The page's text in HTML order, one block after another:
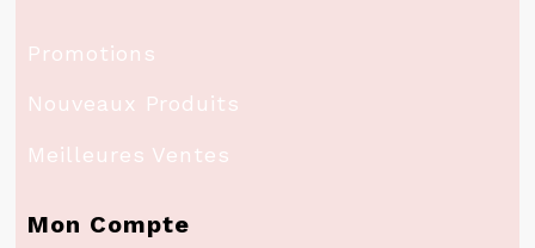
Promotions
Nouveaux Produits
Meilleures Ventes
Mon Compte